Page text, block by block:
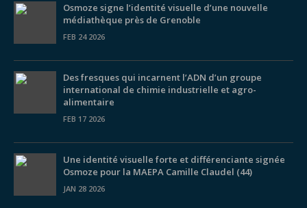
Osmoze signe l’identité visuelle d’une nouvelle
médiathèque près de Grenoble
FEB 24 2026
Des fresques qui incarnent l’ADN d’un groupe
international de chimie industrielle et agro-
alimentaire
FEB 17 2026
Une identité visuelle forte et différenciante signée
Osmoze pour la MAEPA Camille Claudel (44)
JAN 28 2026